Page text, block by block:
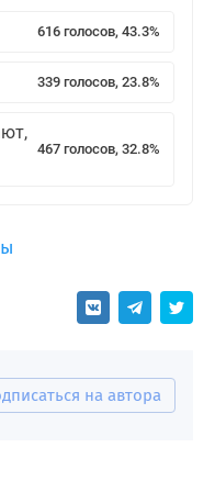
616 голосов, 43.3%
339 голосов, 23.8%
467 голосов, 32.8%
на автора